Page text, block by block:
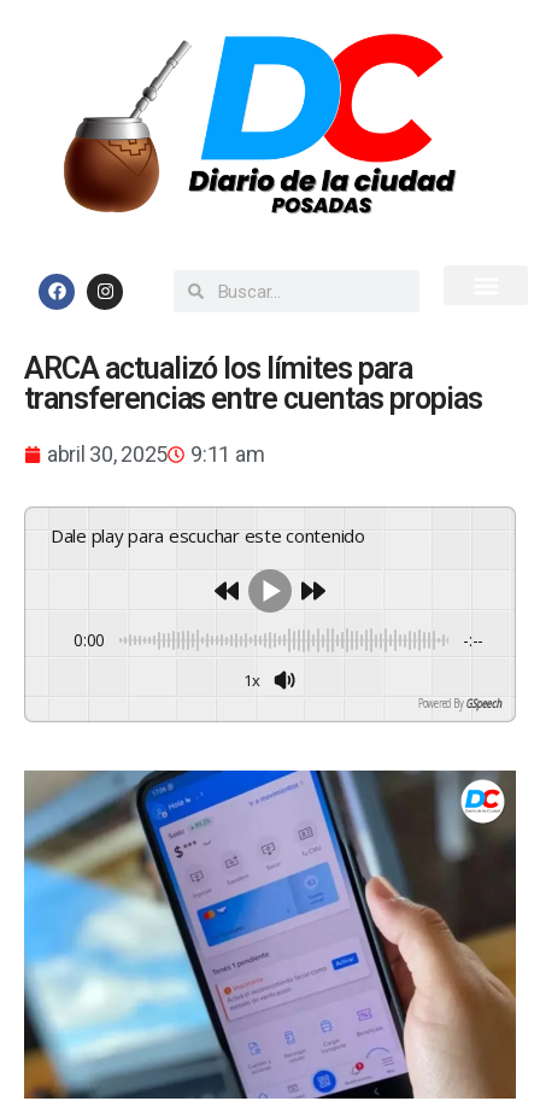
ARCA actualizó los límites para
transferencias entre cuentas propias
abril 30, 2025 9:11 am
Dale play para escuchar este contenido
0:00 -:--
1x
Powered By GSpeech